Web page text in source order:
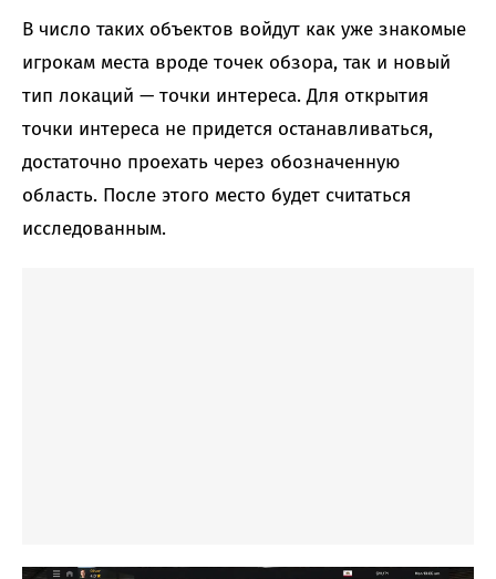
В число таких объектов войдут как уже знакомые
игрокам места вроде точек обзора, так и новый
тип локаций — точки интереса. Для открытия
точки интереса не придется останавливаться,
достаточно проехать через обозначенную
область. После этого место будет считаться
исследованным.